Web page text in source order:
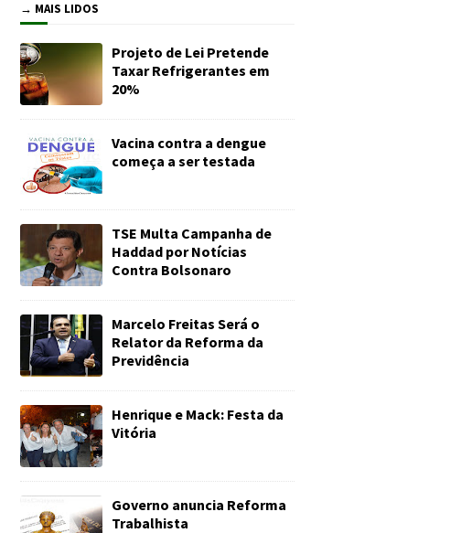
→ MAIS LIDOS
Projeto de Lei Pretende
Taxar Refrigerantes em
20%
Vacina contra a dengue
começa a ser testada
TSE Multa Campanha de
Haddad por Notícias
Contra Bolsonaro
Marcelo Freitas Será o
Relator da Reforma da
Previdência
Henrique e Mack: Festa da
Vitória
Governo anuncia Reforma
Trabalhista